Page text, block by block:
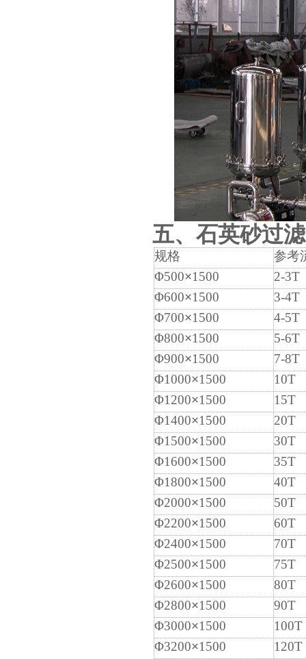
五、石英砂过
规格
参考
Φ500×1500
2-3T
Φ600×1500
3-4T
Φ700×1500
4-5T
Φ800×1500
5-6T
Φ900×1500
7-8T
Φ1000×1500
10T
Φ1200×1500
15T
Φ1400×1500
20T
Φ1500×1500
30T
Φ1600×1500
35T
Φ1800×1500
40T
Φ2000×1500
50T
Φ2200×1500
60T
Φ2400×1500
70T
Φ2500×1500
75T
Φ2600×1500
80T
Φ2800×1500
90T
Φ3000×1500
100T
Φ3200×1500 120T